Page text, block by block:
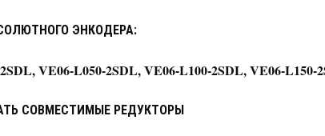
ЭНКОДЕРА:
VE06-L050-2SDL, VE06-L100-2SDL, VE06-L150-
СОВМЕСТИМЫЕ РЕДУКТОРЫ